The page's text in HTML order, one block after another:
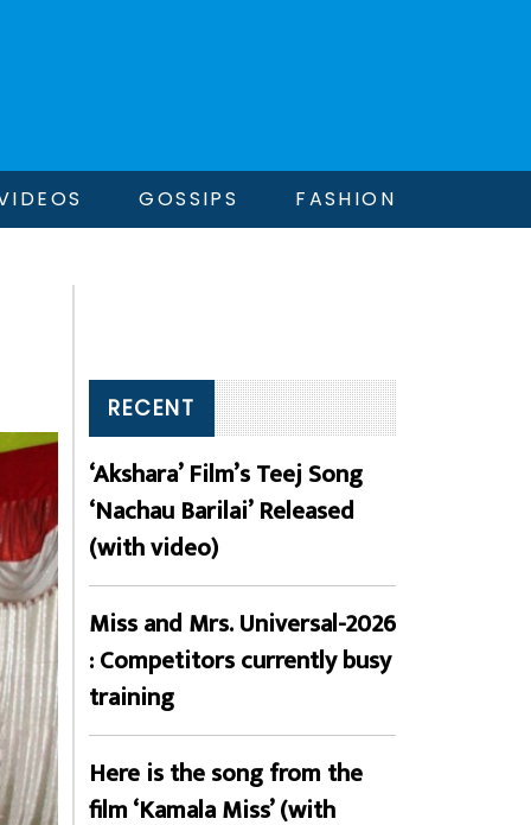
GOSSIPS FASHION
RECENT
‘Akshara’ Film’s Teej Song
‘Nachau Barilai’ Released
(with video)
Miss and Mrs. Universal-2026
: Competitors currently busy
training
Here is the song from the
film ‘Kamala Miss’ (with